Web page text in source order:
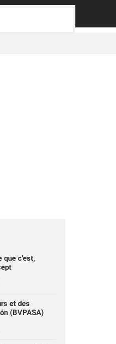
que c'est,
et des
(BVPASA)